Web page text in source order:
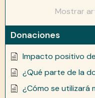
Mostrar
Donaciones
Impacto positivo
¿Qué parte de la
¿Cómo se utilizará